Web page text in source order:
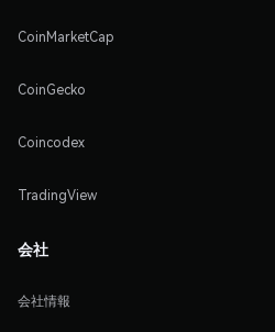
CoinMarketCap
CoinGecko
Coincodex
TradingView
会社
会社情報